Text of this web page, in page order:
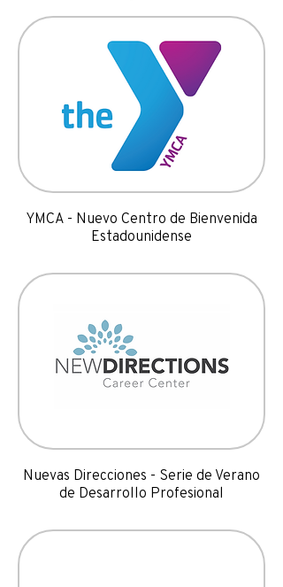
YMCA - Nuevo Centro de Bienvenida
Estadounidense
Nuevas Direcciones - Serie de Verano
de Desarrollo Profesional